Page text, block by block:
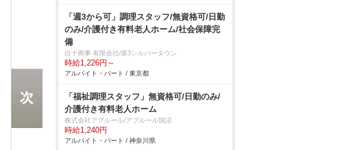
「週3から可」調理スタッフ/無資格可/日勤
のみ/介護付き有料老人ホーム/社会保障完
備
白十商事 有限会社/第3シルバータウン
時給1,226円～
アルバイト・パート / 東京都
「福祉調理スタッフ」無資格可/日勤のみ/
介護付き有料老人ホーム
株式会社アプルール/アプルール鵠沼
時給1,240円
アルバイト・パート / 神奈川県